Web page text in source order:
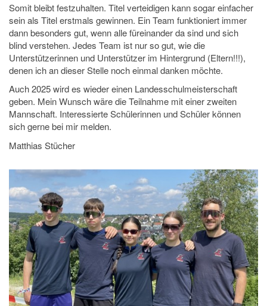
Somit bleibt festzuhalten. Titel verteidigen kann sogar einfacher
sein als Titel erstmals gewinnen. Ein Team funktioniert immer
dann besonders gut, wenn alle füreinander da sind und sich
blind verstehen. Jedes Team ist nur so gut, wie die
Unterstützerinnen und Unterstützer im Hintergrund (Eltern!!!),
denen ich an dieser Stelle noch einmal danken möchte.
Auch 2025 wird es wieder einen Landesschulmeisterschaft
geben. Mein Wunsch wäre die Teilnahme mit einer zweiten
Mannschaft. Interessierte Schülerinnen und Schüler können
sich gerne bei mir melden.
Matthias Stücher